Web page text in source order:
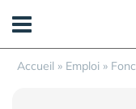
Accueil » Emploi »